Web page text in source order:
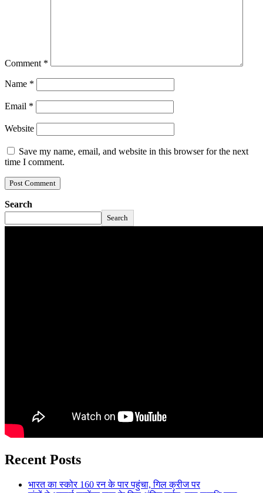
Comment *
Name *
Email *
Website
Save my name, email, and website in this browser for the next
time I comment.
Search
Search
Recent Posts
भारत का स्कोर 160 रन के पार पहुंचा, गिल क्रीज पर